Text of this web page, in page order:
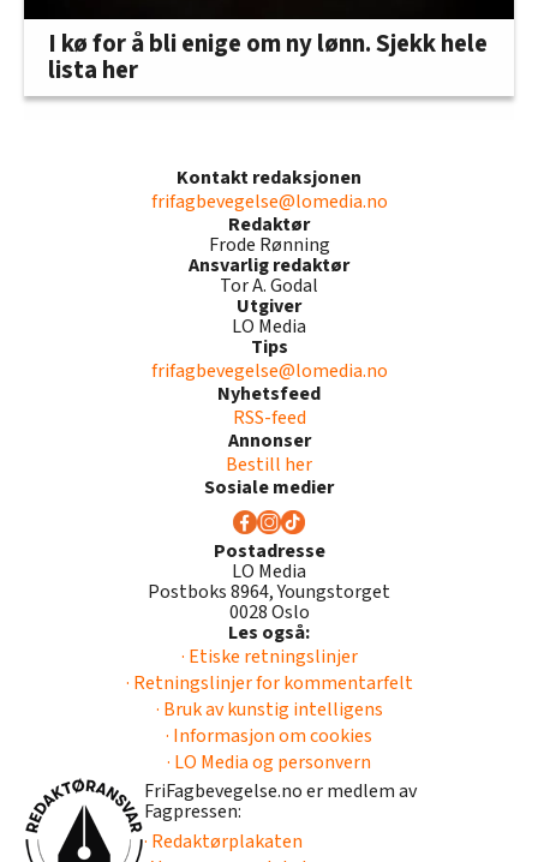
I kø for å bli enige om ny lønn. Sjekk hele
lista her
Kontakt redaksjonen
frifagbevegelse@lomedia.no
Redaktør
Frode Rønning
Ansvarlig redaktør
Tor A. Godal
Utgiver
LO Media
Tips
frifagbevegelse@lomedia.no
Nyhetsfeed
RSS-feed
Annonser
Bestill her
Sosiale medier
Postadresse
LO Media
Postboks 8964, Youngstorget
0028 Oslo
Les også:
· Etiske retningslinjer
· Retningslinjer for kommentarfelt
· Bruk av kunstig intelligens
· Informasjon om cookies
· LO Media og personvern
FriFagbevegelse.no er medlem av
Fagpressen:
· Redaktørplakaten